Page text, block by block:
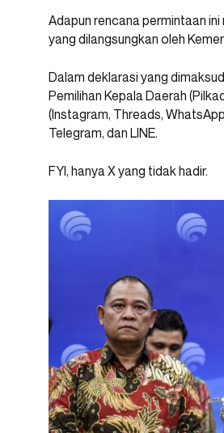
Adapun rencana permintaan
yang dilangsungkan oleh
Dalam deklarasi yang
Pemilihan Kepala Daerah
(Instagram, Threads,
Telegram, dan LINE.
FYI, hanya X yang tidak hadir.